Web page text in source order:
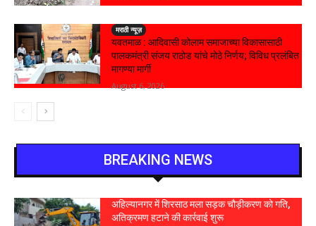
मराठी न्यूज़
यवतमाळ : आदिवासी कोलाम समाजाच्या विकासासाठी
पालकमंत्री संजय राठोड यांचे मोठे निर्णय; विविध प्रलंबित
मागण्या मार्गी
August 6, 2026
BREAKING NEWS
अहिल्यानगर में शिरसाठ मला सड़क चौड़ीकरण को गति,
अतिक्रमण हटाने की कार्रवाई शुरू